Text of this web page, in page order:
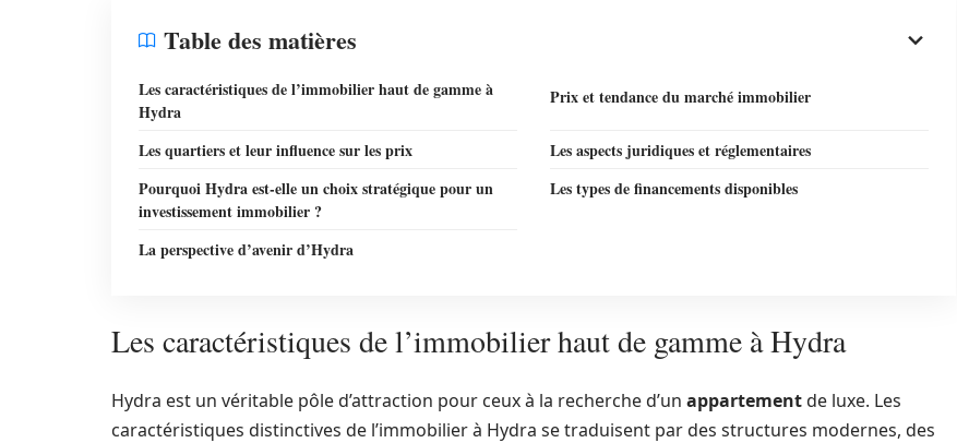
Table des matières
Les caractéristiques de l’immobilier haut de gamme à
Hydra
Prix et tendance du marché immobilier
Les quartiers et leur influence sur les prix
Les aspects juridiques et réglementaires
Pourquoi Hydra est-elle un choix stratégique pour un
investissement immobilier ?
Les types de financements disponibles
La perspective d’avenir d’Hydra
Les caractéristiques de l’immobilier haut de gamme à Hydra
Hydra est un véritable pôle d’attraction pour ceux à la recherche d’un appartementde luxe. Les
caractéristiques distinctives de l’immobilier à Hydra se traduisent par des structures modernes, des